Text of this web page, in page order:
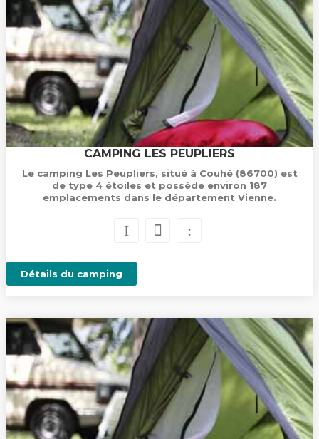
CAMPING LES PEUPLIERS
Le camping Les Peupliers, situé à Couhé (86700) est
de type 4 étoiles et possède environ 187
emplacements dans le département Vienne.
Détails du camping